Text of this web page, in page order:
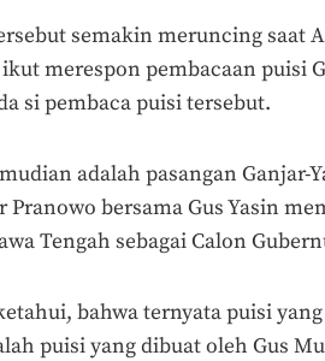
semakin meruncing saat
merespon pembacaan puisi
si pembaca puisi tersebut.
adalah pasangan Ganjar-
bersama Gus Yasin
Tengah sebagai Calon
bahwa ternyata puisi
puisi yang dibuat oleh Gus